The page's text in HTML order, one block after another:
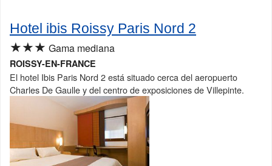
Hotel ibis Roissy Paris Nord 2
★★★ Gama mediana
ROISSY-EN-FRANCE
El hotel Ibis Paris Nord 2 está situado cerca del aeropuerto
Charles De Gaulle y del centro de exposiciones de Villepinte.